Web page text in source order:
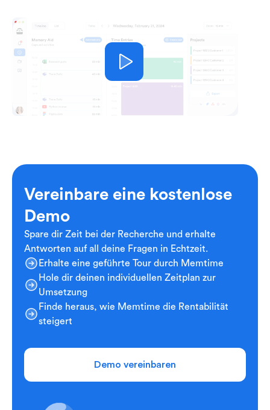
Vereinbare eine kostenlose
Demo
Spare dir Zeit bei der Recherche und erhalte
Antworten auf all deine Fragen in Echtzeit.
Erhalte eine geführte Tour durch Memtime
Hole dir deinen individuellen Zeitplan zur
Umsetzung
Finde heraus, wie Memtime die Rentabilität
steigert
Demo vereinbaren